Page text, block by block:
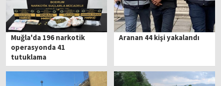
Muğla'da 196 narkotik
operasyonda 41
tutuklama
Aranan 44 kişi yakalandı